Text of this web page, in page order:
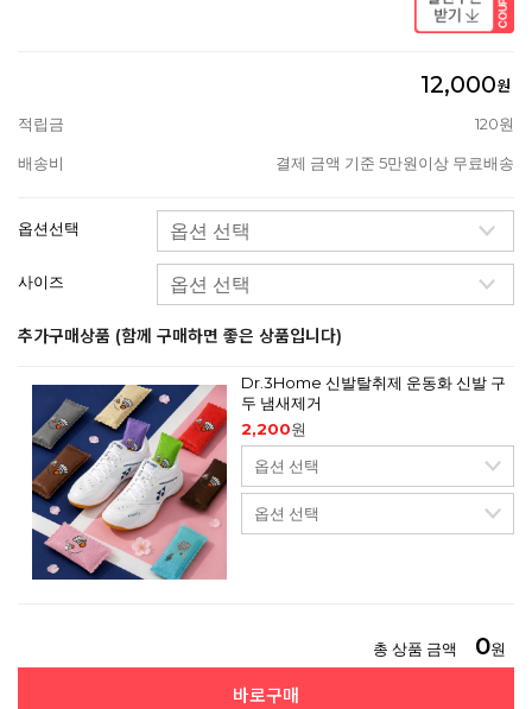
12,000원
적립금
120원
배송비 결제 금액 기준 5만원이상 무료배송
옵션선택
사이즈
추가구매상품 (함께 구매하면 좋은 상품입니다)
Dr.3Home 신발탈취제 운동화 신발 구
두 냄새제거
2,200원
총 상품 금액 0원
바로구매